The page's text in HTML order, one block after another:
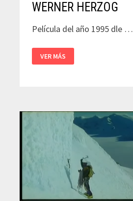
WERNER HERZOG
Película del año 1995 dle …
GESUALDO
–
MUERTE
VER MÁS